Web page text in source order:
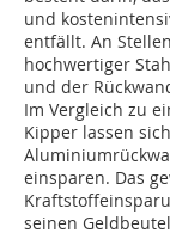
und
entfällt. An
hochwertiger
und der
Im Vergleich zu
Kipper lassen
einsparen. Das
seinen